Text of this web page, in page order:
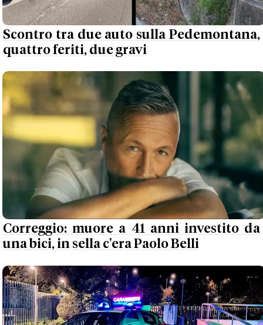
Scontro tra due auto sulla Pedemontana,
quattro feriti, due gravi
Correggio: muore a 41 anni investito da
una bici, in sella c'era Paolo Belli